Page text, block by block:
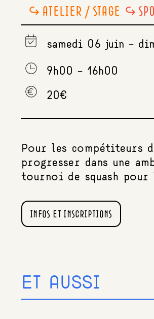
ATELIER / STAGE
samedi 06 juin -
9h00 - 16h00
20€
Pour les compétiteurs
progresser dans une
tournoi de squash pour
INFOS ET INSCRIPTIONS
ET AUSSI